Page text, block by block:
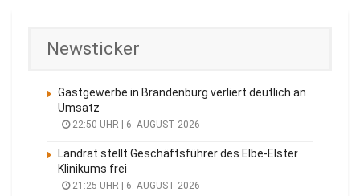
Newsticker
Gastgewerbe in Brandenburg verliert deutlich an
Umsatz
22:50 UHR | 6. AUGUST 2026
Landrat stellt Geschäftsführer des Elbe-Elster
Klinikums frei
21:25 UHR | 6. AUGUST 2026